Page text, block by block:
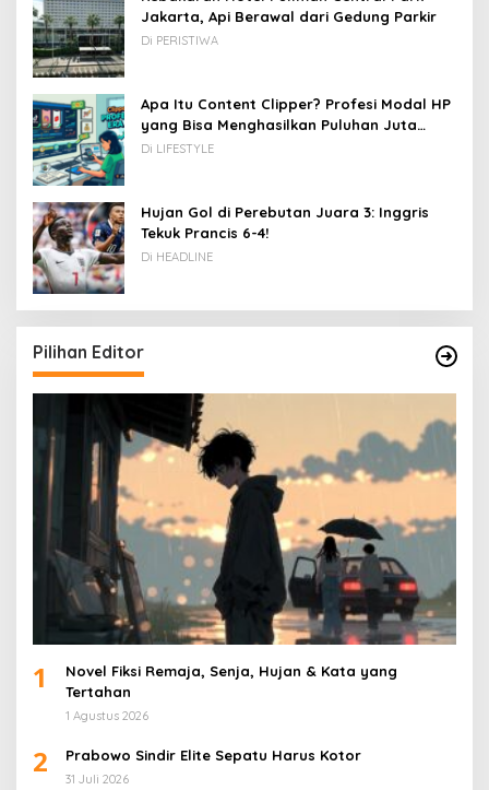
Jakarta, Api Berawal dari Gedung Parkir
Di PERISTIWA
Apa Itu Content Clipper? Profesi Modal HP
yang Bisa Menghasilkan Puluhan Juta
Rupiah
Di LIFESTYLE
Hujan Gol di Perebutan Juara 3: Inggris
Tekuk Prancis 6-4!
Di HEADLINE
Pilihan Editor
1
Novel Fiksi Remaja, Senja, Hujan & Kata yang
Tertahan
1 Agustus 2026
2 Prabowo Sindir Elite Sepatu Harus Kotor
31 Juli 2026